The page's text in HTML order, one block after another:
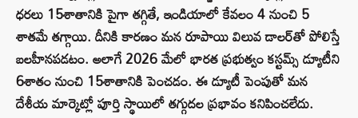
ధరలు 15శాతానికి పైగా తగ్గితే, ఇండియాలో కేవలం 4 నుంచి 5
శాతమే తగ్గాయి. దీనికి కారణం మన రూపాయి విలువ డాలర్‌తో పోలిస్తే
బలహీనపడటం. అలాగే 2026 మేలో భారత ప్రభుత్వం కస్టమ్స్ డ్యూటీని
6శాతం నుంచి 15శాతానికి పెంచడం. ఈ డ్యూటీ పెంపుతో మన
దేశీయ మార్కెట్లో పూర్తి స్థాయిలో తగ్గుదల ప్రభావం కనిపించలేదు.